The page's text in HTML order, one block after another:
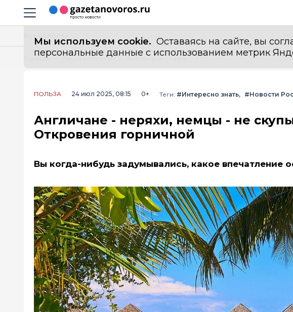
Навигация сайта
Мы используем cookie. Оставаясь на сайте, вы
персональные данные с использованием метрик
Главная Лента новостей Англичане - неряхи, немцы - не скупые, а русские - какие? Откровения горничной
ПОЛЬЗА 24 июл 2025, 08:15 0+ Теги: #Интересно знать #Новости
Англичане - неряхи, немцы - не
Откровения горничной
Вы когда-нибудь задумывались, какое впечатление